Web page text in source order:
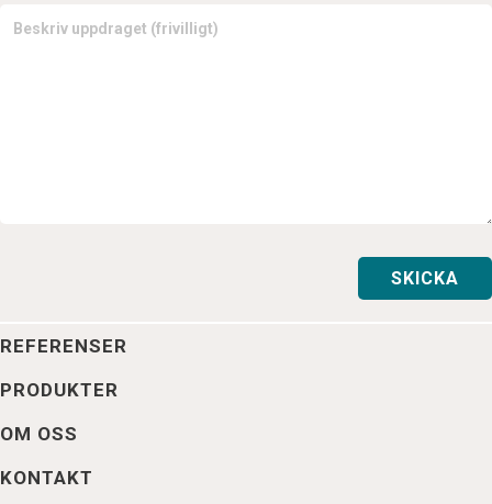
REFERENSER
PRODUKTER
OM OSS
KONTAKT